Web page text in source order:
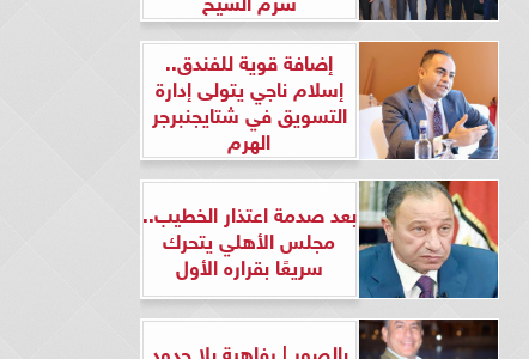
إضافة قوية للفندق..
إسلام ناجي يتولى إدارة
التسويق في شتايجنبرجر
الهرم
بعد صدمة اعتذار الخطيب..
مجلس الأهلي يتحرك
سريعًا بقراره الأول
بالصور | رفاهية بلا حدود